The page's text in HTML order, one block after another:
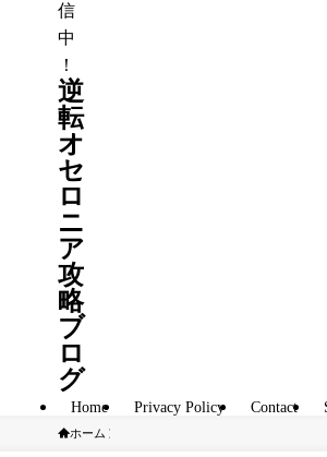
信
中
！
逆
転
オ
セ
ロ
ニ
ア
攻
略
ブ
ロ
グ
Home Privacy Policy Contact
ホーム